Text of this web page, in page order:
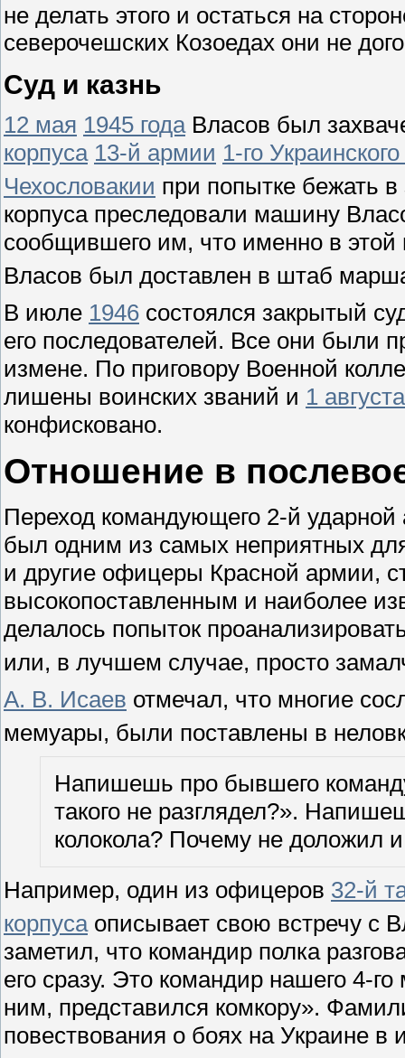
не делать этого и остаться на
северочешских Козоедах они не
Суд и казнь
12 мая 1945 годаВласов был
корпуса 13-й армии 1-го
Чехословакии при попытке бежать
корпуса преследовали машину
сообщившего им, что именно в
Власов был доставлен в штаб
В июле 1946 состоялся закрытый
его последователей. Все они были
измене. По приговору Военной
лишены воинских званий и 1 августа
конфисковано.
Отношение в
Переход командующего 2-й
был одним из самых неприятных
и другие офицеры Красной армии,
высокопоставленным и наиболее
делалось попыток
или, в лучшем случае, просто
А. В. Исаев отмечал, что многие
мемуары, были поставлены в
Напишешь про бывшего
такого не разглядел?».
колокола? Почему не доложил
Например, один из офицеров 32-й
корпусаописывает свою встречу с
заметил, что командир полка
его сразу. Это командир нашего 4-
ним, представился комкору».
повествования о боях на Украине